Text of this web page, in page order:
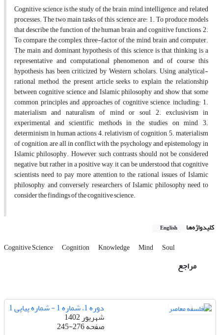
Cognitive science is the study of the brain, mind, intelligence, and related
processes. The two main tasks of this science are: 1. To produce models
that describe the function of the human brain and cognitive functions, 2.
To compare the complex three-factor of the mind, brain and computer.
The main and dominant hypothesis of this science is that thinking is a
representative and computational phenomenon, and of course this
hypothesis has been criticized by Western scholars. Using analytical-
rational method, the present article seeks to explain the relationship
between cognitive science and Islamic philosophy and show that some
common principles and approaches of cognitive science, including: 1.
materialism and naturalism of mind or soul, 2. exclusivism in
experimental and scientific methods in the studies on mind, 3.
determinism in human actions, 4. relativism of cognition, 5. materialism
of cognition, are all in conflict with the psychology and epistemology in
Islamic philosophy. However, such contrasts should not be considered
negative, but rather in a positive way, it can be understood that cognitive
scientists need to pay more attention to the rational issues of Islamic
philosophy, and conversely, researchers of Islamic philosophy need to
consider the findings of the cognitive science.
کلیدواژه‌ها English
Cognitive Science Cognition Knowledge Mind Soul
مراجع
دوره 1، شماره 1 - شماره پیاپی 1
شهریور 1402
صفحه245-276